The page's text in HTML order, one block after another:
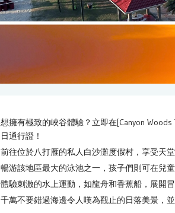
想擁有極致的峽谷體驗？立即在[Canyon
日通行證！
前往位於八打雁的私人白沙灘度假村，享受天
暢游該地區最大的泳池之一，孩子們則可在兒
體驗刺激的水上運動，如龍舟和香蕉船，展開
千萬不要錯過海邊令人嘆為觀止的日落美景，